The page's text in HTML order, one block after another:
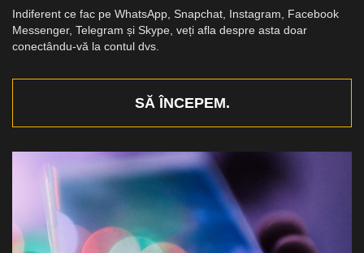
Indiferent ce fac pe WhatsApp, Snapchat, Instagram, Facebook
Messenger, Telegram și Skype, veți afla despre asta doar
conectându-vă la contul dvs.
SĂ ÎNCEPEM.